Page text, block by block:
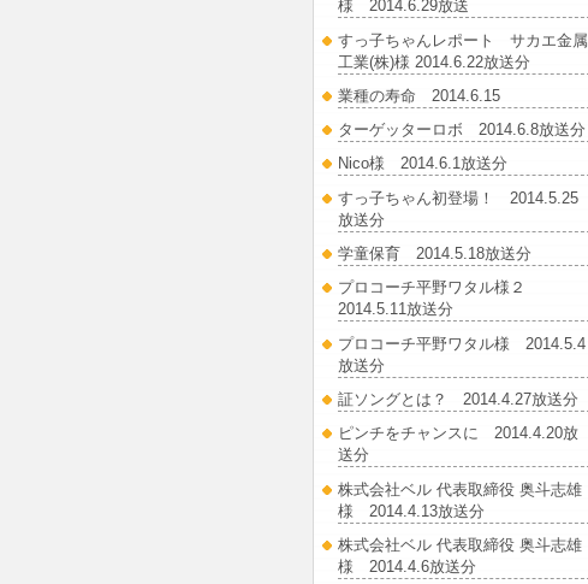
様 2014.6.29放送
すっ子ちゃんレポート サカエ金属
工業(株)様 2014.6.22放送分
業種の寿命 2014.6.15
ターゲッターロボ 2014.6.8放送分
Nico様 2014.6.1放送分
すっ子ちゃん初登場！ 2014.5.25
放送分
学童保育 2014.5.18放送分
プロコーチ平野ワタル様２
2014.5.11放送分
プロコーチ平野ワタル様 2014.5.4
放送分
証ソングとは？ 2014.4.27放送分
ピンチをチャンスに 2014.4.20放
送分
株式会社ベル 代表取締役 奥斗志雄
様 2014.4.13放送分
株式会社ベル 代表取締役 奥斗志雄
様 2014.4.6放送分